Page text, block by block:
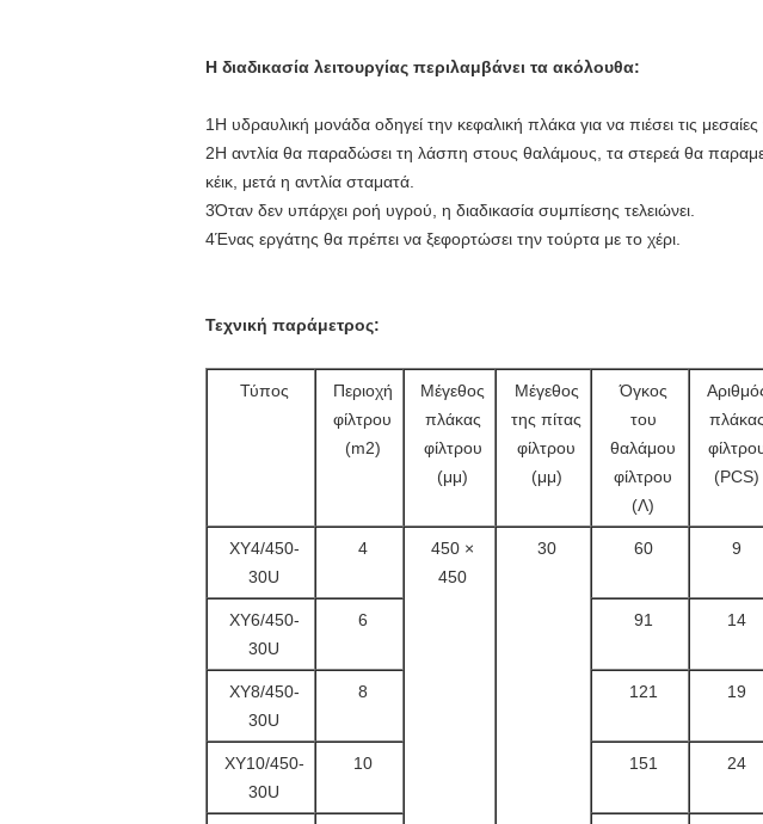
Η διαδικασία λειτουργίας περιλαμβάνει τα ακόλουθα:
1Η υδραυλική μονάδα οδηγεί την κεφαλική πλάκα για να πιέσει τις
2Η αντλία θα παραδώσει τη λάσπη στους θαλάμους, τα στερεά θα
κέικ, μετά η αντλία σταματά.
3Όταν δεν υπάρχει ροή υγρού, η διαδικασία συμπίεσης τελειώνει.
4Ένας εργάτης θα πρέπει να ξεφορτώσει την τούρτα με το χέρι.
Τεχνική παράμετρος:
Τύπος
Περιοχή
φίλτρου
(m2)
Μέγεθος
πλάκας
φίλτρου
(μμ)
Μέγεθος
της πίτας
φίλτρου
(μμ)
Όγκος
του
θαλάμου
φίλτρου
(Λ)
πλάκας
(PCS)
ΧΥ4/450-
30U
4
450 ×
450
30 60 9
ΧΥ6/450-
30U
6 91 14
ΧΥ8/450-
30U
8 121 19
ΧΥ10/450-
30U
10 151 24